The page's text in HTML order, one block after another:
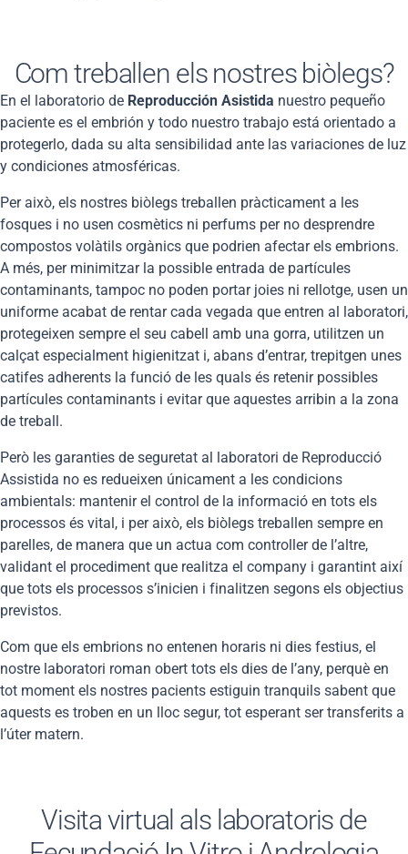
Com treballen els nostres biòlegs?
En el laboratorio de Reproducción Asistida nuestro pequeño
paciente es el embrión y todo nuestro trabajo está orientado a
protegerlo, dada su alta sensibilidad ante las variaciones de luz
y condiciones atmosféricas.
Per això, els nostres biòlegs treballen pràcticament a les
fosques i no usen cosmètics ni perfums per no desprendre
compostos volàtils orgànics que podrien afectar els embrions.
A més, per minimitzar la possible entrada de partícules
contaminants, tampoc no poden portar joies ni rellotge, usen un
uniforme acabat de rentar cada vegada que entren al laboratori,
protegeixen sempre el seu cabell amb una gorra, utilitzen un
calçat especialment higienitzat i, abans d’entrar, trepitgen unes
catifes adherents la funció de les quals és retenir possibles
partícules contaminants i evitar que aquestes arribin a la zona
de treball.
Però les garanties de seguretat al laboratori de Reproducció
Assistida no es redueixen únicament a les condicions
ambientals: mantenir el control de la informació en tots els
processos és vital, i per això, els biòlegs treballen sempre en
parelles, de manera que un actua com controller de l’altre,
validant el procediment que realitza el company i garantint així
que tots els processos s’inicien i finalitzen segons els objectius
previstos.
Com que els embrions no entenen horaris ni dies festius, el
nostre laboratori roman obert tots els dies de l’any, perquè en
tot moment els nostres pacients estiguin tranquils sabent que
aquests es troben en un lloc segur, tot esperant ser transferits a
l’úter matern.
Visita virtual als laboratoris de